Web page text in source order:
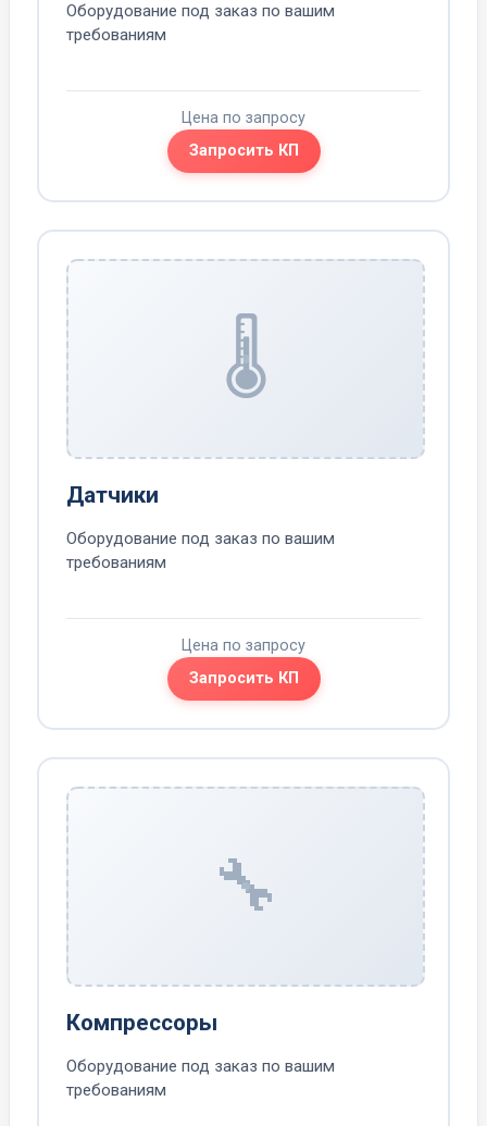
Оборудование под заказ по вашим
требованиям
Цена по запросу
Запросить КП
🌡️
Датчики
Оборудование под заказ по вашим
требованиям
Цена по запросу
Запросить КП
🔧
Компрессоры
Оборудование под заказ по вашим
требованиям